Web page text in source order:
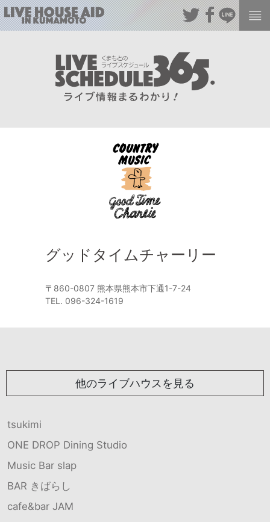
グッドタイムチャーリー
〒860-0807 熊本県熊本市下通1-7-24
TEL. 096-324-1619
他のライブハウスを見る
tsukimi
ONE DROP Dining Studio
Music Bar slap
BAR きばらし
cafe&bar JAM